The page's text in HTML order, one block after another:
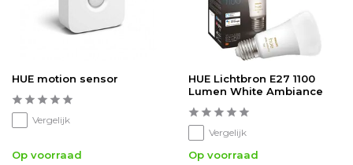
HUE motion sensor
Vergelijk
Op voorraad
HUE Lichtbron E27 1100
Lumen White Ambiance
Vergelijk
Op voorraad